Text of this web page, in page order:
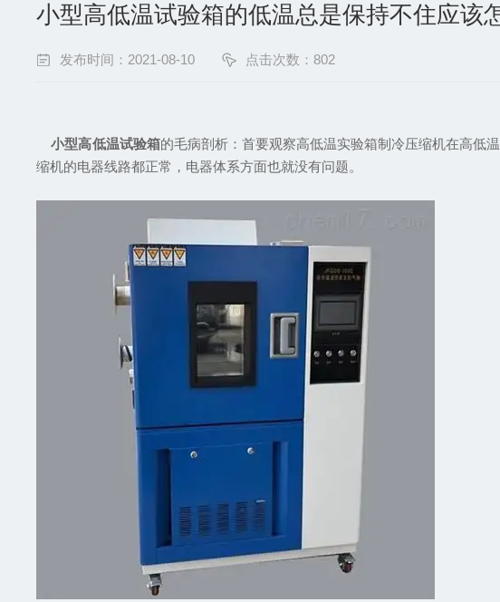
小型高低温试验箱的低温总是保持不住应该
发布时间：2021-08-10 点击次数：802
小型高低温试验箱的毛病剖析：首要观察高低温实验箱制冷压缩机在高低
缩机的电器线路都正常，电器体系方面也就没有问题。